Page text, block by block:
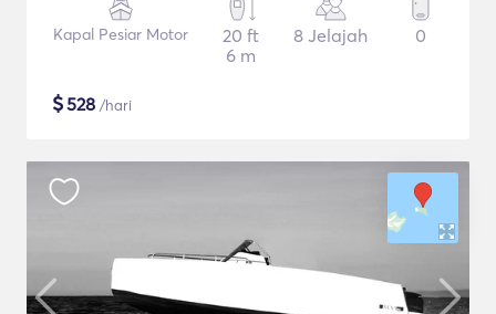
Kapal Pesiar Motor
20 ft
6 m
8 Jelajah 0
$528 /hari